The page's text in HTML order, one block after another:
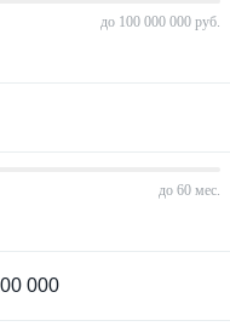
до 100 000 000 руб.
до 60 мес.